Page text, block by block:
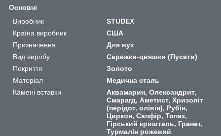
Основні
Виробник
STUDEX
Країна виробник
США
Призначення
Для вух
Вид виробу
Сережки-цвяшки (Пусети)
Покриття
Золото
Матеріал
Медична сталь
Камені вставки
Аквамарин, Олександрит,
Смарагд, Аметист, Хризоліт
(перідот, олівін), Рубін,
Циркон, Сапфір, Топаз,
Гірський кришталь, Гранат,
Турмалін рожевий